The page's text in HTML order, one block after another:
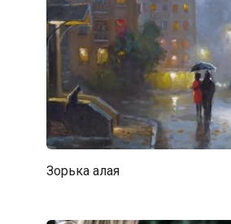
Зорька алая